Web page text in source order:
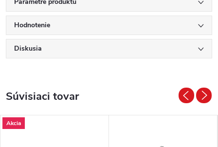
Hodnotenie
Diskusia
Súvisiaci tovar
Akcia